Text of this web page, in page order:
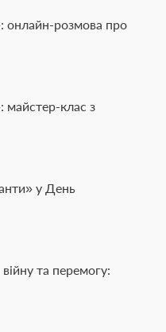
онлайн-розмова про
майстер-клас з
у День
та перемогу: